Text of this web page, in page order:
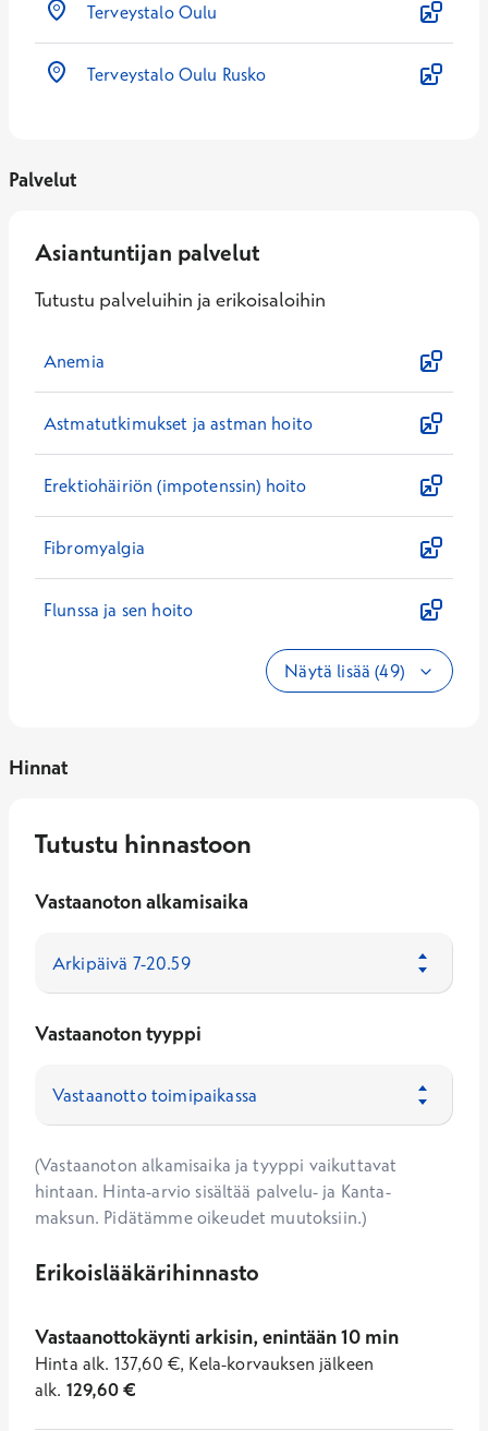
Terveystalo Oulu
Terveystalo Oulu Rusko
Palvelut
Asiantuntijan palvelut
Tutustu palveluihin ja erikoisaloihin
Anemia
Astmatutkimukset ja astman hoito
Erektiohäiriön (impotenssin) hoito
Fibromyalgia
Flunssa ja sen hoito
Näytä lisää (49)
Hinnat
Tutustu hinnastoon
Vastaanoton alkamisaika
Vastaanoton tyyppi
(Vastaanoton alkamisaika ja tyyppi vaikuttavat
hintaan. Hinta-arvio sisältää palvelu- ja Kanta-
maksun. Pidätämme oikeudet muutoksiin.)
Erikoislääkärihinnasto
Vastaanottokäynti arkisin, enintään 10 min
Hinta alk. 137,60 €, Kela-korvauksen jälkeen
alk. 129,60€